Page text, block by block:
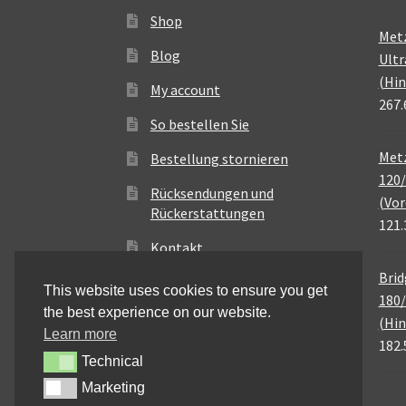
Shop
Blog
My account
So bestellen Sie
Bestellung stornieren
Rücksendungen und
Rückerstattungen
Kontakt
This website uses cookies to ensure you get
the best experience on our website.
Learn more
TechnicalTechnical
MarketingMarketing